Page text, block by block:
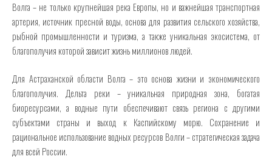
Волга – не только крупнейшая река Европы, но и важнейшая транспортная
артерия, источник пресной воды, основа для развития сельского хозяйства,
рыбной промышленности и туризма, а также уникальная экосистема, от
благополучия которой зависит жизнь миллионов людей.
Для Астраханской области Волга – это основа жизни и экономического
благополучия. Дельта реки – уникальная природная зона, богатая
биоресурсами, а водные пути обеспечивают связь региона с другими
субъектами страны и выход к Каспийскому морю. Сохранение и
рациональное использование водных ресурсов Волги – стратегическая задача
для всей России.